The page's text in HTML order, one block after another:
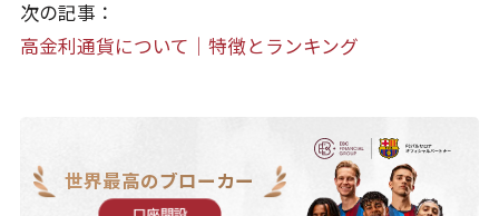
次の記事：
高金利通貨について｜特徴とランキング
世界最高のブローカー